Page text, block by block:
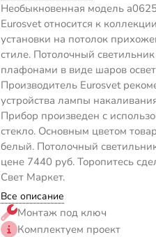
Необыкновенная модель
Eurosvet относится к
установки на потолок
стиле. Потолочный
плафонами в виде шаров
Производитель Eurosvet
устройства лампы
Прибор произведен с
стекло. Основным цветом
белый. Потолочный
цене 7440 руб. Торопитесь
Свет Маркет.
Все описание
Монтаж под ключ
Комплектуем проект